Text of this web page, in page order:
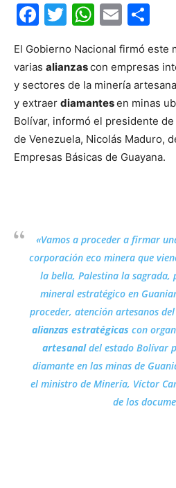
Facebook
TwitterEmail
El Gobierno Nacional firmó este
varias alianzascon empresas
y sectores de la minería
y extraer diamantesen minas
Bolívar, informó el presidente
de Venezuela, Nicolás Maduro,
Empresas Básicas de Guayana.
«Vamos a proceder a firmar
corporación eco minera que
la bella, Palestina la sagrada,
mineral estratégico en
proceder, atención artesanos
alianzas estratégicas con
artesanaldel estado Bolívar
diamante en las minas de
el ministro de Minería, Víctor
de los